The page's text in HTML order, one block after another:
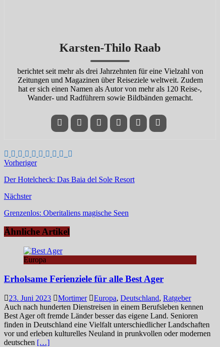
Karsten-Thilo Raab
berichtet seit mehr als drei Jahrzehnten für eine Vielzahl von
Zeitungen und Magazinen über Reiseziele weltweit. Zudem
hat er sich einen Namen als Autor von mehr als 120 Reise-,
Wander- und Radführern sowie Bildbänden gemacht.
Vorheriger
Der Hotelcheck: Das Baia del Sole Resort
Nächster
Grenzenlos: Oberitaliens magische Seen
Ähnliche Artikel
Europa
Erholsame Ferienziele für alle Best Ager
23. Juni 2023 Mortimer Europa, Deutschland, Ratgeber
Auch nach hunderten Dienstreisen in einem Berufsleben kennen
Best Ager oft fremde Länder besser das eigene Land. Senioren
finden in Deutschland eine Vielfalt unterschiedlicher Landschaften
vor und erleben kulturelles Neuland in prunkvollen oder modernen
deutschen […]